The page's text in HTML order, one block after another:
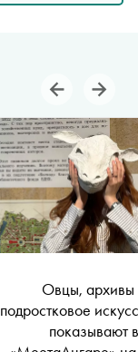
Овцы, архивы
подростковое
показывают в